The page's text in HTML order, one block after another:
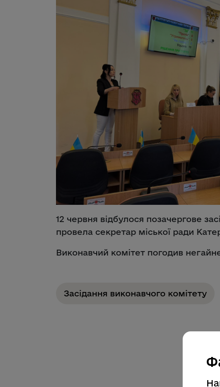
12 червня відбулося позачергове
провела секретар міської ради
Виконавчий комітет погодив
Засідання виконавчого комітету